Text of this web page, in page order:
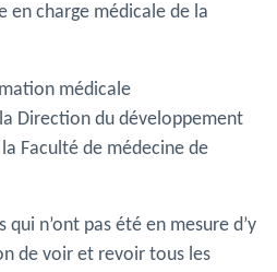
en charge médicale de la
médicale
Direction du développement
Faculté de médecine de
n’ont pas été en mesure d’y
de voir et revoir tous les